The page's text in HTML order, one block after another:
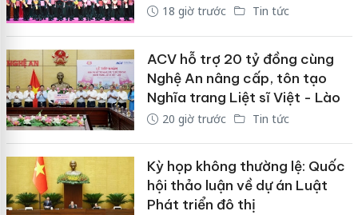
18 giờ trước Tin tức
ACV hỗ trợ 20 tỷ đồng cùng
Nghệ An nâng cấp, tôn tạo
Nghĩa trang Liệt sĩ Việt - Lào
20 giờ trước Tin tức
Kỳ họp không thường lệ: Quốc
hội thảo luận về dự án Luật
Phát triển đô thị